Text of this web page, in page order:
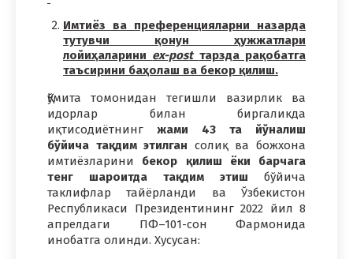
Имтиёз ва преференцияларни назарда
тутувчи қонун ҳужжатлари
лойиҳаларини ex-post тарзда рақобатга
таъсирини баҳолаш ва бекор қилиш.
Қўмита томонидан тегишли вазирлик ва
идорлар билан биргаликда
иқтисодиётнинг жами 43 та йўналиш
бўйича тақдим этилган солиқ ва божхона
имтиёзларини бекор қилиш ёки барчага
тенг шароитда тақдим этиш бўйича
таклифлар тайёрланди ва Ўзбекистон
Республикаси Президентининг 2022 йил 8
апрелдаги ПФ–101-сон Фармонида
инобатга олинди. Хусусан: